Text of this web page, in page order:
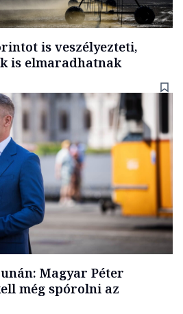
is veszélyezteti,
is elmaradhatnak
Magyar Péter
még spórolni az